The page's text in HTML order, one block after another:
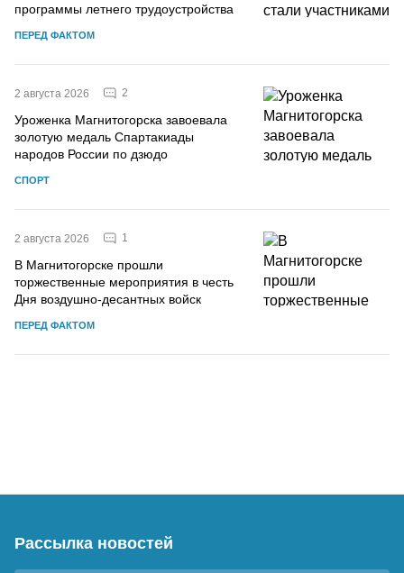
программы летнего трудоустройства
ПЕРЕД ФАКТОМ
2 августа 2026 2
Уроженка Магнитогорска завоевала
золотую медаль Спартакиады
народов России по дзюдо
СПОРТ
2 августа 2026 1
В Магнитогорске прошли
торжественные мероприятия в честь
Дня воздушно-десантных войск
ПЕРЕД ФАКТОМ
Рассылка новостей